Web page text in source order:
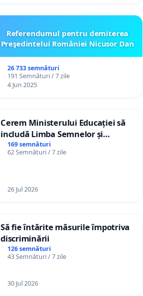
Referendumul pentru demiterea
Preşedintelui României Nicusor Dan
26 733 semnături
191 Semnături / 7 zile
4 Jun 2025
Cerem Ministerului Educației să
includă Limba Semnelor și
alfabetul Braille în școlile din
Republica Moldova!
169 semnături
62 Semnături / 7 zile
26 Jul 2026
Să fie întărite măsurile împotriva
discriminării
126 semnături
43 Semnături / 7 zile
30 Jul 2026